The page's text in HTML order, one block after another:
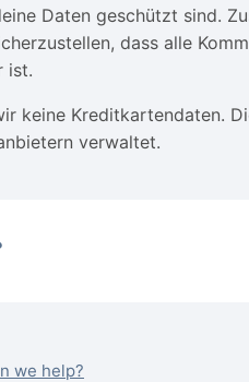
Daten geschützt sind.
dass alle
ist.
keine Kreditkartendaten.
verwaltet.
we help?